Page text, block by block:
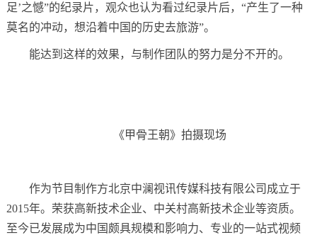
足’之憾”的纪录片，观众也认为看过纪录片后，“产生了一种
莫名的冲动，想沿着中国的历史去旅游”。
能达到这样的效果，与制作团队的努力是分不开的。
《甲骨王朝》拍摄现场
作为节目制作方北京中澜视讯传媒科技有限公司成立于
2015年。荣获高新技术企业、中关村高新技术企业等资质。
至今已发展成为中国颇具规模和影响力、专业的一站式视频